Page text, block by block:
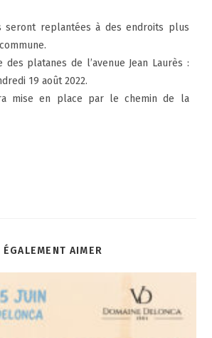
seront replantées à des endroits plus
des platanes de l’avenue Jean Laurès :
19 août 2022.
mise en place par le chemin de la
AIMER